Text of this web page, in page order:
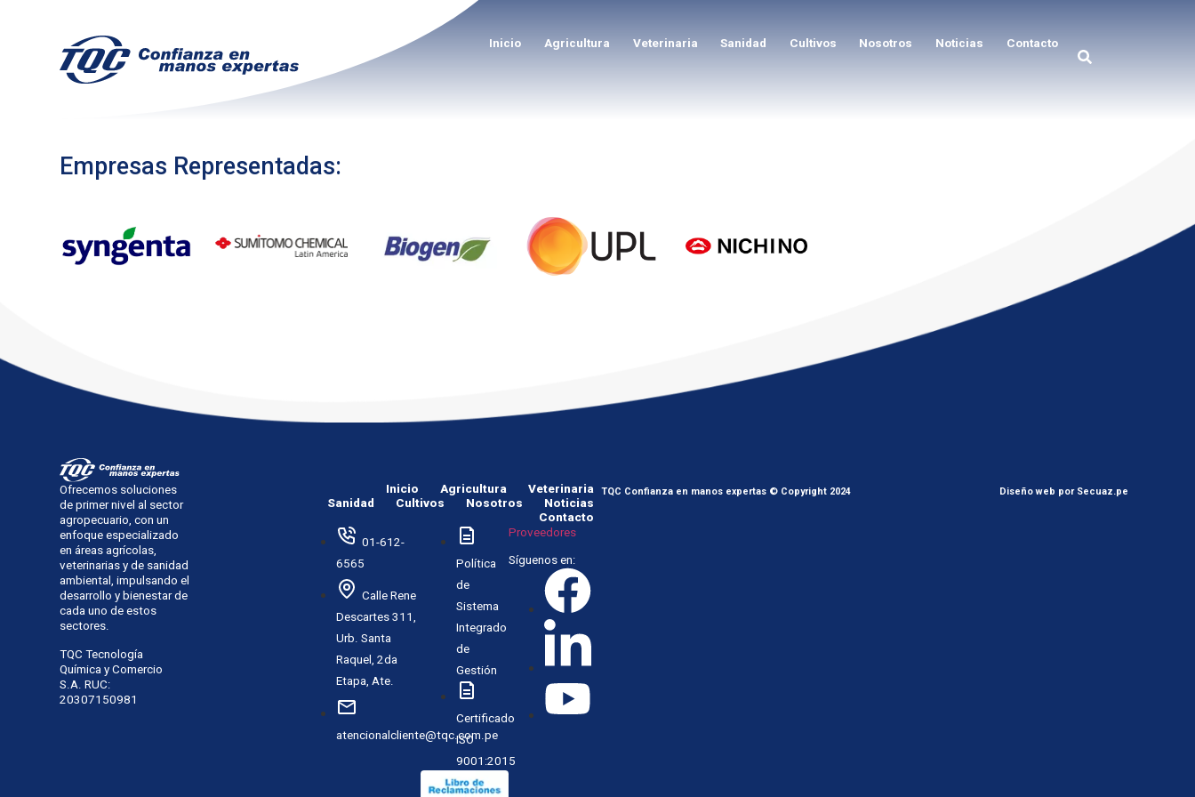
Inicio Agricultura Veterinaria Sanidad Cultivos Nosotros Noticias Contacto
Chimborazo
Empresas Representadas:
Ofrecemos soluciones
de primer nivel al sector
agropecuario, con un
enfoque especializado
en áreas agrícolas,
veterinarias y de sanidad
ambiental, impulsando el
desarrollo y bienestar de
cada uno de estos
sectores.
TQC Tecnología
Química y Comercio
S.A. RUC:
20307150981
Inicio Agricultura
Veterinaria
Sanidad
Cultivos Nosotros
Noticias
Contacto
01-612-
6565
Calle Rene
Descartes 311,
Urb. Santa
Raquel, 2da
Etapa, Ate.
atencionalcliente@tqc.com.pe
Política
de
Sistema
Integrado
de
Gestión
Certificado
ISO
9001:2015
Proveedores
Síguenos en:
TQC Confianza en manos expertas © Copyright 2024 Diseño web por Secuaz.pe